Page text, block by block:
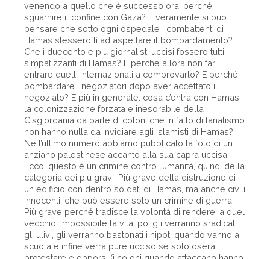
venendo a quello che è successo ora: perché
sguarnire il confine con Gaza? E veramente si può
pensare che sotto ogni ospedale i combattenti di
Hamas stessero lì ad aspettare il bombardamento?
Che i duecento e più giornalisti uccisi fossero tutti
simpatizzanti di Hamas? E perché allora non far
entrare quelli internazionali a comprovarlo? E perché
bombardare i negoziatori dopo aver accettato il
negoziato? E più in generale: cosa c’entra con Hamas
la colonizzazione forzata e inesorabile della
Cisgiordania da parte di coloni che in fatto di fanatismo
non hanno nulla da invidiare agli islamisti di Hamas?
Nell’ultimo numero abbiamo pubblicato la foto di un
anziano palestinese accanto alla sua capra uccisa.
Ecco, questo è un crimine contro l’umanità, quindi della
categoria dei più gravi. Più grave della distruzione di
un edificio con dentro soldati di Hamas, ma anche civili
innocenti, che può essere solo un crimine di guerra.
Più grave perché tradisce la volontà di rendere, a quel
vecchio, impossibile la vita; poi gli verranno sradicati
gli ulivi, gli verranno bastonati i nipoti quando vanno a
scuola e infine verrà pure ucciso se solo oserà